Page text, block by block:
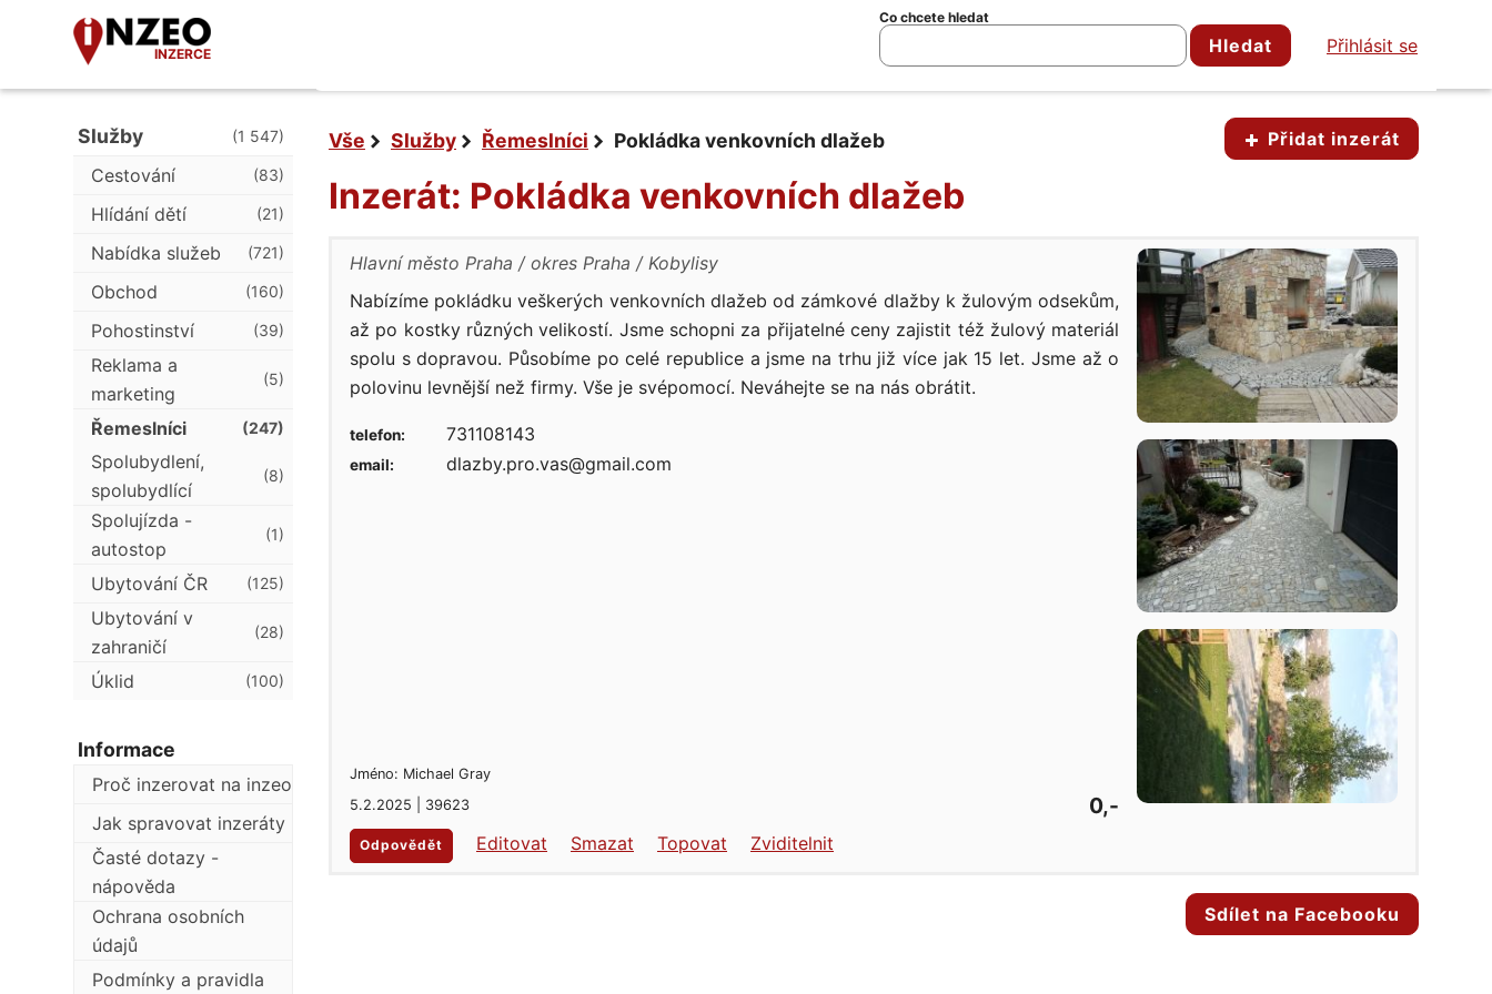
INZERCE
Co chcete hledat
Hledat Přihlásit se
Přidat inzerát
Vše Služby Řemeslníci Pokládka venkovních dlažeb
Inzerát: Pokládka venkovních dlažeb
Hlavní město Praha okres Praha
Kobylisy
Nabízíme pokládku veškerých venkovních dlažeb od zámkové dlažby k žulovým odsekům,
až po kostky různých velikostí. Jsme schopni za přijatelné ceny zajistit též žulový materiál
spolu s dopravou. Působíme po celé republice a jsme na trhu již více jak 15 let. Jsme až o
polovinu levnější než firmy. Vše je svépomocí. Neváhejte se na nás obrátit.
Jméno: Michael Gray
5.2.2025 | 39623
0,-
telefon: 731108143
email: dlazby.pro.vas@gmail.com
Odpovědět Editovat Smazat Topovat Zviditelnit
Sdílet na Facebooku
Služby (1 547)
Cestování (83)
Hlídání dětí (21)
Nabídka služeb (721)
Obchod (160)
Pohostinství (39)
Reklama a
marketing
(5)
Řemeslníci (247)
Spolubydlení,
spolubydlící
(8)
Spolujízda -
autostop
(1)
Ubytování ČR (125)
Ubytování v
zahraničí
(28)
Úklid (100)
Informace
Proč inzerovat na inzeo
Jak spravovat inzeráty
Časté dotazy -
nápověda
Ochrana osobních
údajů
Podmínky a pravidla